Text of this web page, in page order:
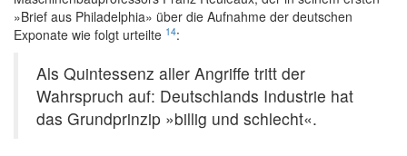
»Brief aus Philadelphia» über die Aufnahme der deutschen
Exponate wie folgt urteilte 14:
Als Quintessenz aller Angriffe tritt der
Wahrspruch auf: Deutschlands Industrie hat
das Grundprinzip »billig und schlecht«.